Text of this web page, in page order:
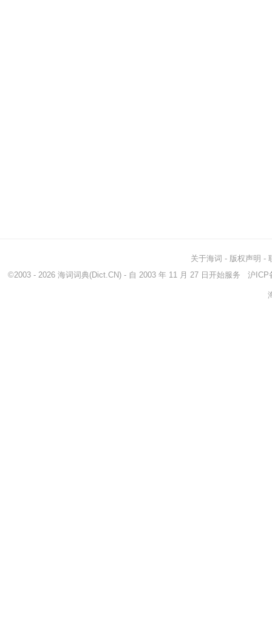
关于海词 - 版权声明 -
©2003 - 2026 海词词典(Dict.CN) - 自 2003 年 11 月 27 日开始服务 沪ICP